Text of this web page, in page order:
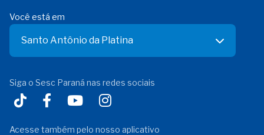
Você está em
Santo Antônio da Platina
Siga o Sesc Paraná nas redes sociais
Acesse também pelo nosso aplicativo